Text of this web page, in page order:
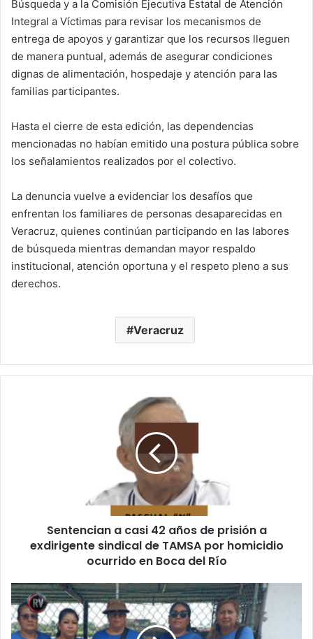
Búsqueda y a la Comisión Ejecutiva Estatal de Atención
Integral a Víctimas para revisar los mecanismos de
entrega de apoyos y garantizar que los recursos lleguen
de manera puntual, además de asegurar condiciones
dignas de alimentación, hospedaje y atención para las
familias participantes.
Hasta el cierre de esta edición, las dependencias
mencionadas no habían emitido una postura pública sobre
los señalamientos realizados por el colectivo.
La denuncia vuelve a evidenciar los desafíos que
enfrentan los familiares de personas desaparecidas en
Veracruz, quienes continúan participando en las labores
de búsqueda mientras demandan mayor respaldo
institucional, atención oportuna y el respeto pleno a sus
derechos.
Veracruz
homicidio
ocurrido
en
Boca
Sentencian a casi 42 años de prisión a
exdirigente sindical de TAMSA por homicidio
ocurrido en Boca del Río
Colectivo
de
búsqueda
acusa